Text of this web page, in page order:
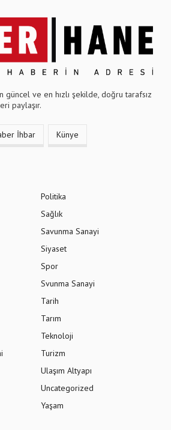
güncel ve en hızlı şekilde, doğru tarafsız
paylaşır.
İhbar Künye
Politika
Sağlık
Savunma Sanayi
Siyaset
Spor
Svunma Sanayi
Tarih
Tarım
Teknoloji
Turizm
Ulaşım Altyapı
Uncategorized
Yaşam